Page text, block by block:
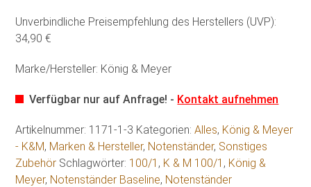
Unverbindliche Preisempfehlung des Herstellers (UVP):
34,90 €
Marke/Hersteller: König & Meyer
Verfügbar nur auf Anfrage! - Kontakt aufnehmen
Artikelnummer: 1171-1-3 Kategorien:Alles, König & Meyer
- K&M, Marken & Hersteller, Notenständer, Sonstiges
Zubehör Schlagwörter: 100/1 , K & M 100/1 , König &
Meyer, Notenständer Baseline, Notenständer